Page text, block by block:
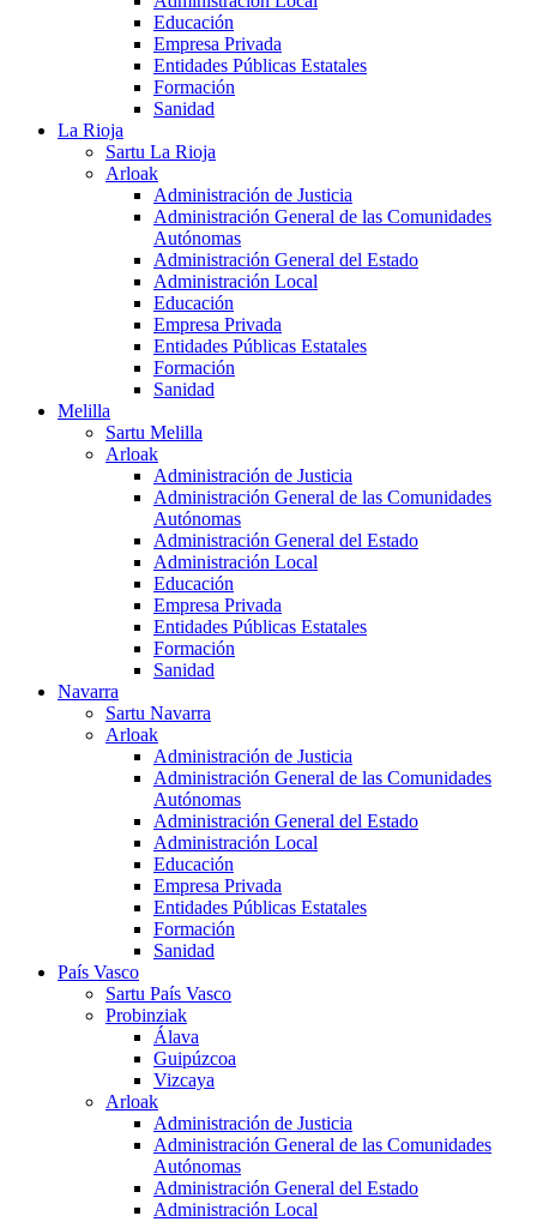
Educación
Empresa Privada
Entidades Públicas Estatales
Formación
Sanidad
La Rioja
Sartu La Rioja
Arloak
Administración de Justicia
Administración General de las Comunidades
Autónomas
Administración General del Estado
Administración Local
Educación
Empresa Privada
Entidades Públicas Estatales
Formación
Sanidad
Melilla
Sartu Melilla
Arloak
Administración de Justicia
Administración General de las Comunidades
Autónomas
Administración General del Estado
Administración Local
Educación
Empresa Privada
Entidades Públicas Estatales
Formación
Sanidad
Navarra
Sartu Navarra
Arloak
Administración de Justicia
Administración General de las Comunidades
Autónomas
Administración General del Estado
Administración Local
Educación
Empresa Privada
Entidades Públicas Estatales
Formación
Sanidad
País Vasco
Sartu País Vasco
Probinziak
Álava
Guipúzcoa
Vizcaya
Arloak
Administración de Justicia
Administración General de las Comunidades
Autónomas
Administración General del Estado
Administración Local